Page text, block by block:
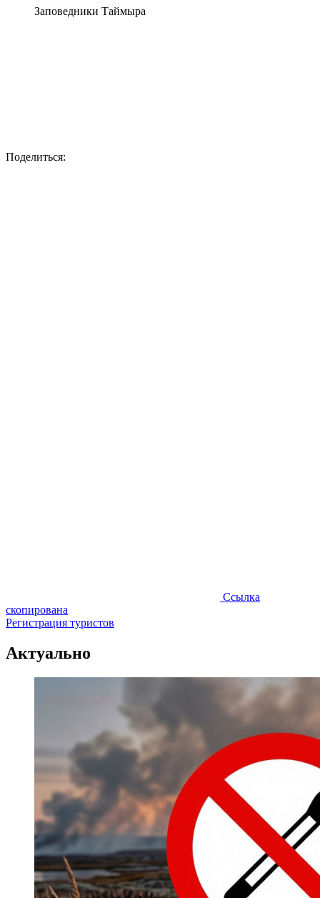
Заповедники Таймыра
Поделиться:
Ссылка
скопирована
Регистрация туристов
Актуально